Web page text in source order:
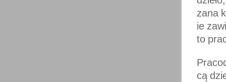
zana
ie
to
cą